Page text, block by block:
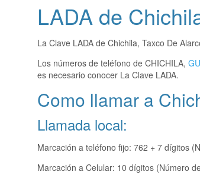
LADA de
La Clave LADA de Chichila, Taxco De
Los números de teléfono de CHICHILA,
es necesario conocer La Clave LADA.
Como llamar a
Llamada local:
Marcación a teléfono fijo: 762 + 7 dígitos
Marcación a Celular: 10 dígitos (Número